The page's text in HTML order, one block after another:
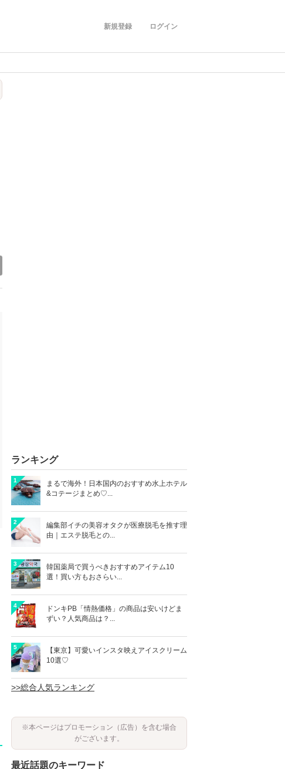
ログイン
新規登録
ランキング
1
まるで海外！日本国内のおすすめ水上ホテル
&コテージまとめ♡...
2
編集部イチの美容オタクが医療脱毛を推す理
由｜エステ脱毛との...
3
韓国薬局で買うべきおすすめアイテム10
選！買い方もおさらい...
4
ドンキPB「情熱価格」の商品は安いけどま
ずい？人気商品は？...
5
【東京】可愛いインスタ映えアイスクリーム
10選♡
>>総合人気ランキング
※本ページはプロモーション（広告）を含む場合
がございます。
最近話題のキーワード